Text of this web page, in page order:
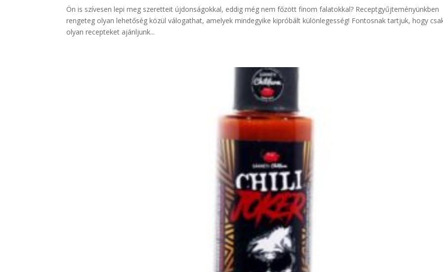
Ön is szívesen lepi meg szeretteit újdonságokkal, eddig még nem főzött finom falatokkal? Receptgyűjteményünkben
rengeteg olyan lehetőség közül válogathat, amelyek mindegyike kipróbált különlegesség! Fontosnak tartjuk, hogy
olyan recepteket ajánljunk...